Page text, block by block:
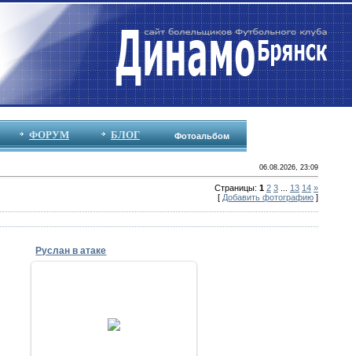
ФОРУМ БЛОГ Фотоальбом
06.08.2026, 23:09
Страницы: 1 2 3 13 14 »
[ Добавить фотографию]
Руслан в атаке
17 мая 2014